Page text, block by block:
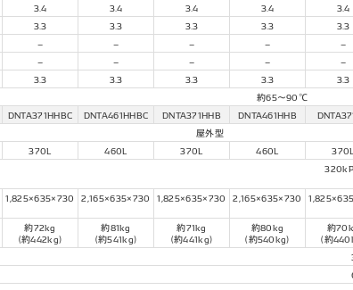
3.4 3.4 3.4 3.4 3.4
3.3 3.3 3.3 3.3 3.3
– – – – –
– – – – –
3.3 3.3 3.3 3.3 3.3
約65〜90℃
DNTA371HHBC DNTA461HHBC DNTA371HHB DNTA461HHB
屋外型
370L 460L 370L 460L 370L
1,825×635×730 2,165×635×730 1,825×635×730 2,165×635×730
約72kg
(約442kg)
約81kg
(約541kg)
約71kg
(約441kg)
約80kg
(約540kg)
約
(約